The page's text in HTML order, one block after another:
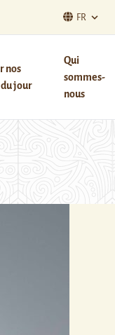
FR
nos
du jour
Qui
sommes-
nous